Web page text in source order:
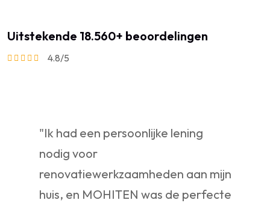
Uitstekende 18.560+ beoordelingen
4.8/5
"Ik had een persoonlijke lening
nodig voor
renovatiewerkzaamheden aan mijn
huis, en MOHITEN was de perfecte